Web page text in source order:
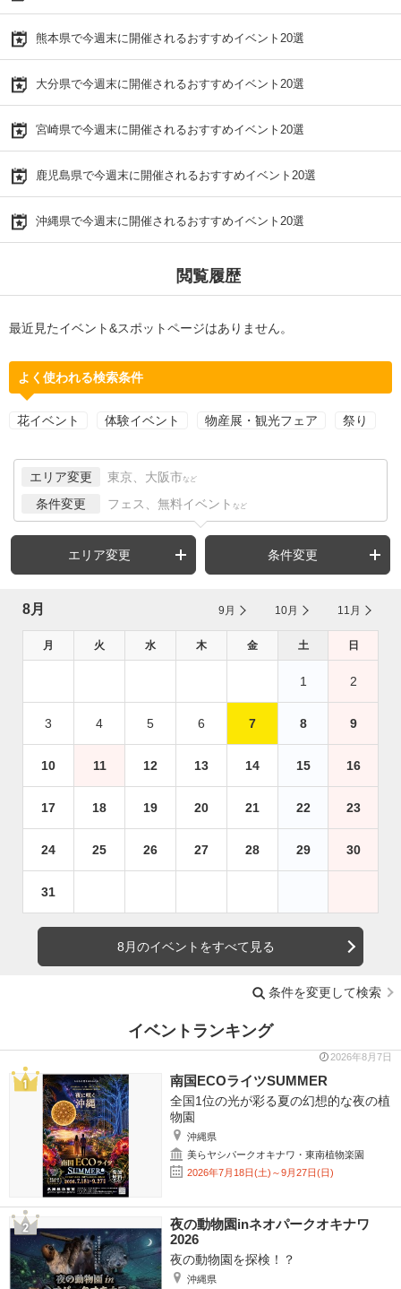
熊本県で今週末に開催されるおすすめイベント20選
大分県で今週末に開催されるおすすめイベント20選
宮崎県で今週末に開催されるおすすめイベント20選
鹿児島県で今週末に開催されるおすすめイベント20選
沖縄県で今週末に開催されるおすすめイベント20選
閲覧履歴
最近見たイベント&スポットページはありません。
よく使われる検索条件
花イベント 体験イベント 物産展・観光フェア 祭り
エリア変更 東京、大阪市 など
条件変更 フェス、無料イベント など
エリア変更 条件変更
8月 9月 10月 11月
月 火 水 木 金 土 日
1 2
3 4 5 6 7 8 9
10 11 12 13 14 15 16
17 18 19 20 21 22 23
24 25 26 27 28 29 30
31
8月のイベントをすべて見る
条件を変更して検索
イベントランキング
2026年8月7日
南国ECOライツSUMMER
全国1位の光が彩る夏の幻想的な夜の植
物園
沖縄県
美らヤシパークオキナワ・東南植物楽園
2026年7月18日(土)～9月27日(日)
夜の動物園inネオパークオキナワ
2026
夜の動物園を探検！？
沖縄県